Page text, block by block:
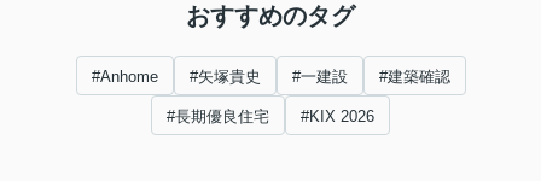
おすすめのタグ
#Anhome #矢塚貴史 #一建設 #建築確認
#長期優良住宅 #KIX 2026